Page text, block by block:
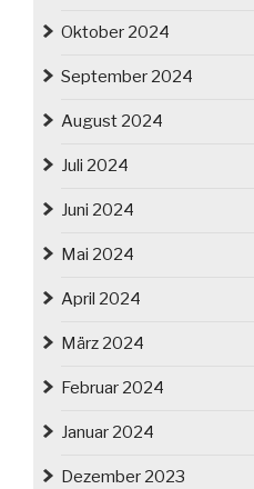
Oktober 2024
September 2024
August 2024
Juli 2024
Juni 2024
Mai 2024
April 2024
März 2024
Februar 2024
Januar 2024
Dezember 2023